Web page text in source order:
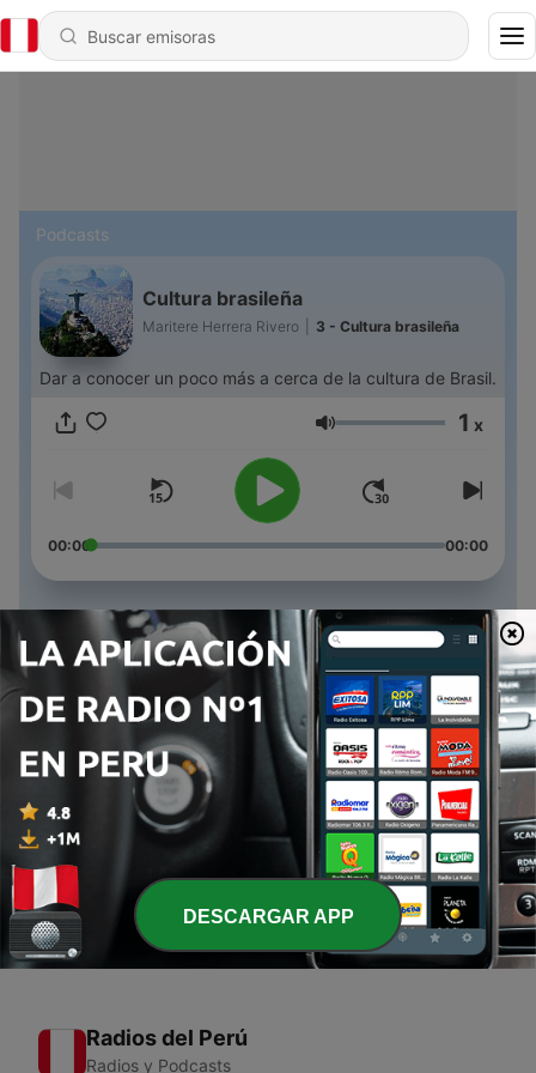
Podcasts
Cultura brasileña
Maritere Herrera Rivero 3 - Cultura brasileña
Dar a conocer un poco más a cerca de la cultura de Brasil.
Volumen 1 x
00:00 00:00
Episodios
3 - Cultura brasileña
27 abr. 2021
2 - Podcast
1 - J
27 abr. 2021
Radios del Perú
Radios y Podcasts
DESCARGAR APP